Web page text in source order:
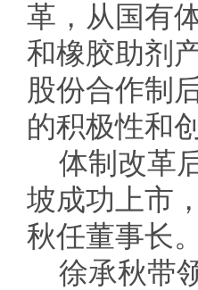
革，从国有
和橡胶助剂
股份合作制
的积极性和
体制改革
坡成功上市
秋任董事长。
徐承秋带